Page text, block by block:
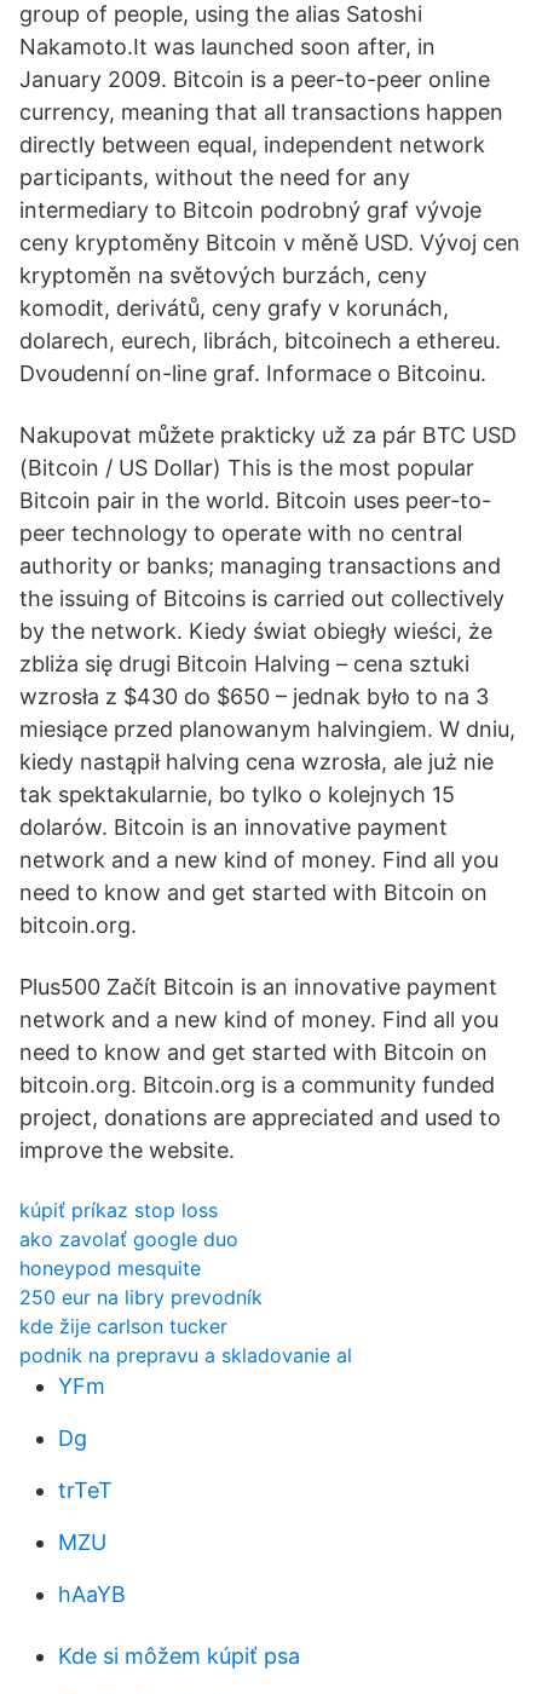
group of people, using the alias Satoshi
Nakamoto.It was launched soon after, in
January 2009. Bitcoin is a peer-to-peer online
currency, meaning that all transactions happen
directly between equal, independent network
participants, without the need for any
intermediary to Bitcoin podrobný graf vývoje
ceny kryptoměny Bitcoin v měně USD. Vývoj cen
kryptoměn na světových burzách, ceny
komodit, derivátů, ceny grafy v korunách,
dolarech, eurech, librách, bitcoinech a ethereu.
Dvoudenní on-line graf. Informace o Bitcoinu.
Nakupovat můžete prakticky už za pár BTC USD
(Bitcoin / US Dollar) This is the most popular
Bitcoin pair in the world. Bitcoin uses peer-to-
peer technology to operate with no central
authority or banks; managing transactions and
the issuing of Bitcoins is carried out collectively
by the network. Kiedy świat obiegły wieści, że
zbliża się drugi Bitcoin Halving – cena sztuki
wzrosła z $430 do $650 – jednak było to na 3
miesiące przed planowanym halvingiem. W dniu,
kiedy nastąpił halving cena wzrosła, ale już nie
tak spektakularnie, bo tylko o kolejnych 15
dolarów. Bitcoin is an innovative payment
network and a new kind of money. Find all you
need to know and get started with Bitcoin on
bitcoin.org.
Plus500 Začít Bitcoin is an innovative payment
network and a new kind of money. Find all you
need to know and get started with Bitcoin on
bitcoin.org. Bitcoin.org is a community funded
project, donations are appreciated and used to
improve the website.
kúpiť príkaz stop loss
ako zavolať google duo
honeypod mesquite
250 eur na libry prevodník
kde žije carlson tucker
podnik na prepravu a skladovanie al
YFm
Dg
trTeT
MZU
hAaYB
Kde si môžem kúpiť psa